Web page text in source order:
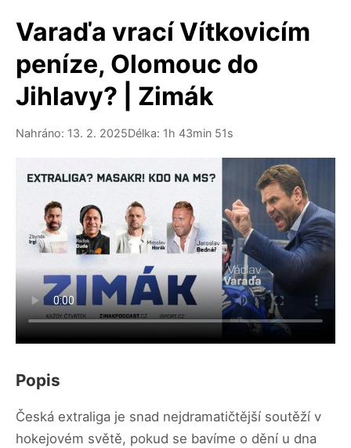
Varaďa vrací Vítkovicím
peníze, Olomouc do
Jihlavy? | Zimák
Nahráno: 13. 2. 2025Délka: 1h 43min 51s
Popis
Česká extraliga je snad nejdramatičtější soutěží v
hokejovém světě, pokud se bavíme o dění u dna